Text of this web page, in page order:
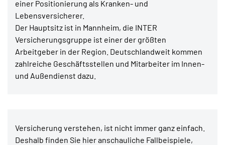
einer Positionierung als Kranken- und
Lebensversicherer.
Der Hauptsitz ist in Mannheim, die INTER
Versicherungsgruppe ist einer der größten
Arbeitgeber in der Region. Deutschlandweit kommen
zahlreiche Geschäftsstellen und Mitarbeiter im Innen-
und Außendienst dazu.
Versicherung verstehen, ist nicht immer ganz einfach.
Deshalb finden Sie hier anschauliche Fallbeispiele,